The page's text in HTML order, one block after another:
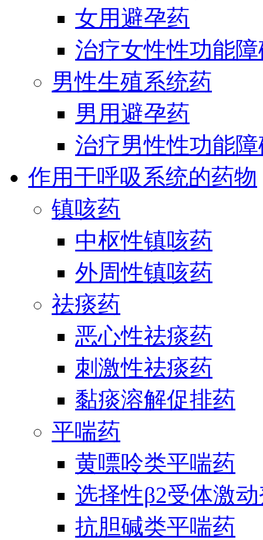
女用避孕药
治疗女性性功能
男性生殖系统药
男用避孕药
治疗男性性功能
作用于呼吸系统的药物
镇咳药
中枢性镇咳药
外周性镇咳药
祛痰药
恶心性祛痰药
刺激性祛痰药
黏痰溶解促排药
平喘药
黄嘌呤类平喘药
选择性β2受体激
抗胆碱类平喘药